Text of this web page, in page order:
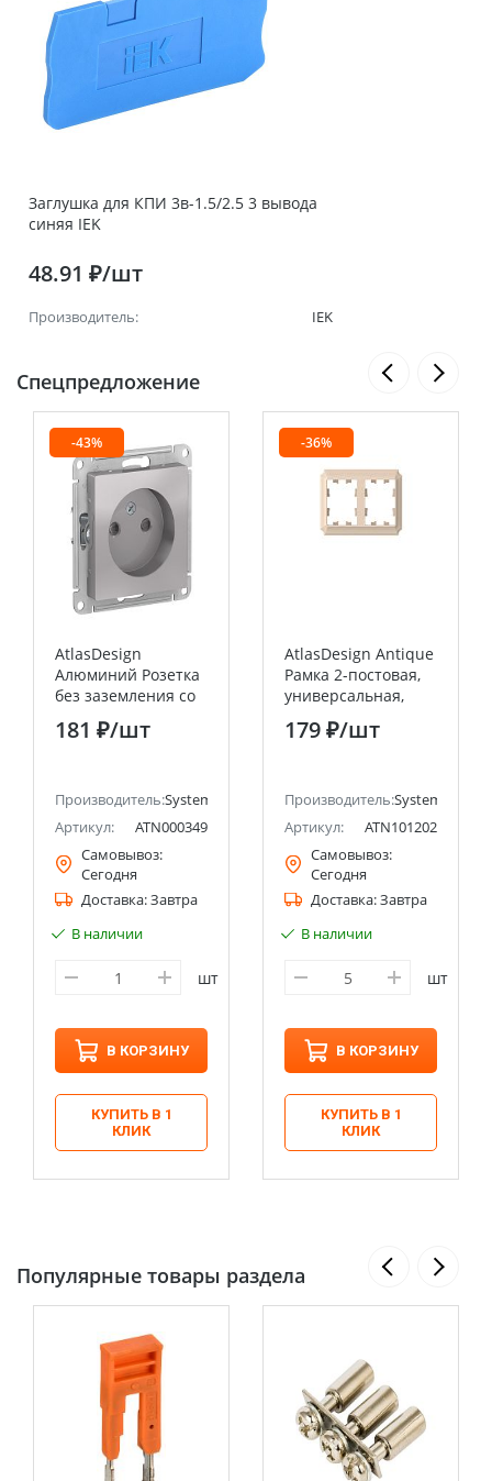
Заглушка для КПИ 3в-1.5/2.5 3 вывода
синяя IEK
48.91 ₽/шт
Производитель: IEK
Спецпредложение
(ранее Schneider Electric)
-43%
AtlasDesign
Алюминий Розетка
без заземления со
шторками 16А
Systeme Electric
181 ₽/шт
Производитель:Systeme Electric (ранее Schneider Electric)
Артикул:
ATN000349
Самовывоз:
Сегодня
Доставка:Завтра
В наличии
шт
В КОРЗИНУ
КУПИТЬ В 1
КЛИК
-36%
AtlasDesign Antique
Рамка 2-постовая,
универсальная,
Песочный Systeme
Electric (Schneider
179 ₽/шт
Производитель:Systeme
Артикул:
ATN101202
Самовывоз:
Сегодня
Доставка:Завтра
В наличии
шт
В КОРЗИНУ
КУПИТЬ В 1
КЛИК
Популярные товары раздела